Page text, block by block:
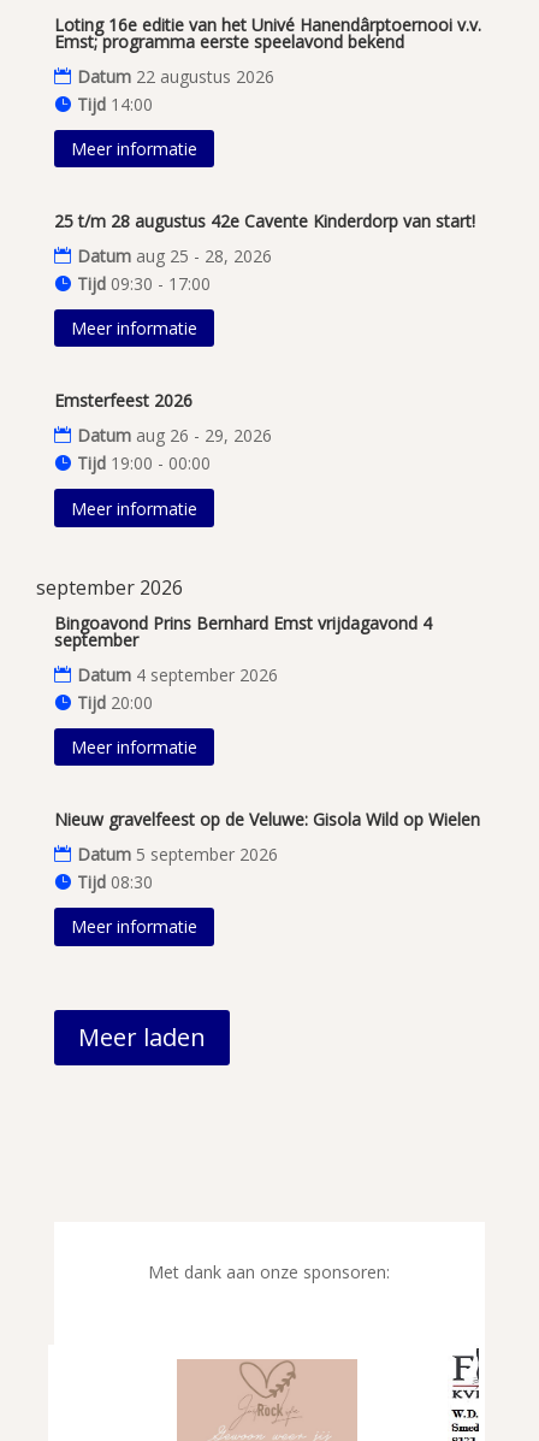
Loting 16e editie van het Univé Hanendârptoernooi v.v.
Emst; programma eerste speelavond bekend
Datum 22 augustus 2026
Tijd 14:00
Meer informatie
25 t/m 28 augustus 42e Cavente Kinderdorp van start!
Datum aug 25 - 28, 2026
Tijd 09:30 - 17:00
Meer informatie
Emsterfeest 2026
Datum aug 26 - 29, 2026
Tijd 19:00 - 00:00
Meer informatie
september 2026
Bingoavond Prins Bernhard Emst vrijdagavond 4
september
Datum 4 september 2026
Tijd 20:00
Meer informatie
Nieuw gravelfeest op de Veluwe: Gisola Wild op Wielen
Datum 5 september 2026
Tijd 08:30
Meer informatie
Meer laden
Met dank aan onze sponsoren: